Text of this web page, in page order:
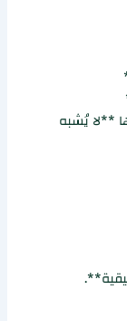
**لا يُشبه